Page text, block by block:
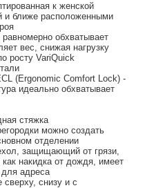
к женской
и ближе расположенными
обхватывает
вес, снижая нагрузку
росту VariQuick
(Ergonomic Comfort Lock) -
идеально обхватывает
стяжка
можно создать
отделении
защищающий от грязи,
накидка от дождя, имеет
для адреса
сверху, снизу и с